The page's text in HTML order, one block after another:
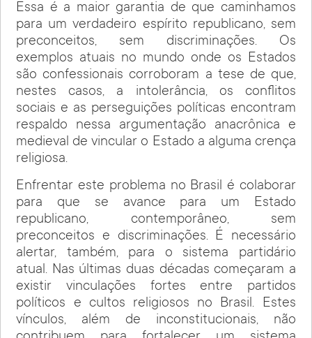
Essa é a maior garantia de que caminhamos
para um verdadeiro espírito republicano, sem
preconceitos, sem discriminações. Os
exemplos atuais no mundo onde os Estados
são confessionais corroboram a tese de que,
nestes casos, a intolerância, os conflitos
sociais e as perseguições políticas encontram
respaldo nessa argumentação anacrônica e
medieval de vincular o Estado a alguma crença
religiosa.
Enfrentar este problema no Brasil é colaborar
para que se avance para um Estado
republicano, contemporâneo, sem
preconceitos e discriminações. É necessário
alertar, também, para o sistema partidário
atual. Nas últimas duas décadas começaram a
existir vinculações fortes entre partidos
políticos e cultos religiosos no Brasil. Estes
vínculos, além de inconstitucionais, não